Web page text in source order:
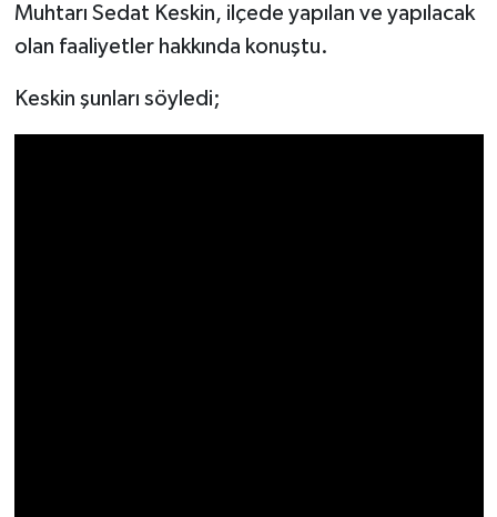
Muhtarı Sedat Keskin, ilçede yapılan ve yapılacak
olan faaliyetler hakkında konuştu.
Keskin şunları söyledi;